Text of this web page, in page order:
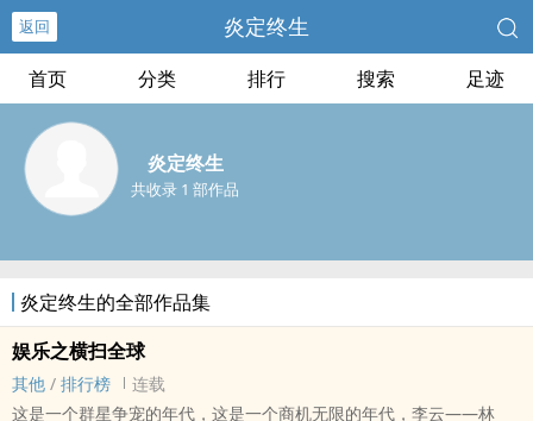
返回 炎定终生
首页 分类 排行 搜索 足迹
炎定终生
共收录 1 部作品
炎定终生的全部作品集
娱乐之横扫全球
其他 / 排行榜
连载
这是一个群星争宠的年代，这是一个商机无限的年代，李云——林